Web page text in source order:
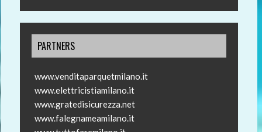
PARTNERS
www.venditaparquetmilano.it
www.elettricistiamilano.it
www.gratedisicurezza.net
www.falegnameamilano.it